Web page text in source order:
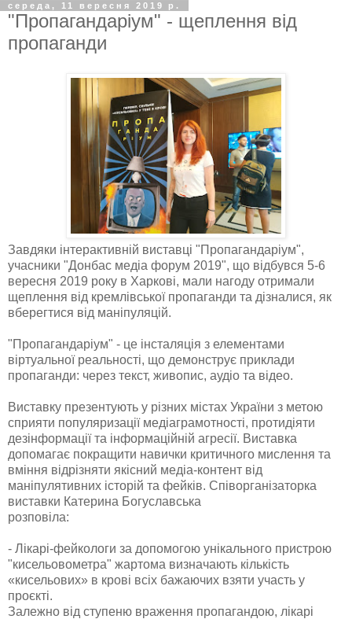
середа, 11 вересня 2019 р.
"Пропагандаріум" - щеплення від
пропаганди
Завдяки інтерактивній виставці "Пропагандаріум",
учасники "Донбас медіа форум 2019", що відбувся 5-6
вересня 2019 року в Харкові, мали нагоду отримали
щеплення від кремлівської пропаганди та дізналися, як
вберегтися від маніпуляцій.
"Пропагандаріум" - це інсталяція з елементами
віртуальної реальності, що демонструє приклади
пропаганди: через текст, живопис, аудіо та відео.
Виставку презентують у різних містах України з метою
сприяти популяризації медіаграмотності, протидіяти
дезінформації та інформаційній агресії. Виставка
допомагає покращити навички критичного мислення та
вміння відрізняти якісний медіа-контент від
маніпулятивних історій та фейків. Співорганізаторка
виставки Катерина Богуславська
розповіла:
- Лікарі-фейкологи за допомогою унікального пристрою
"кисельовометра" жартома визначають кількість
«кисельових» в крові всіх бажаючих взяти участь у
проєкті.
Залежно від ступеню враження пропагандою, лікарі